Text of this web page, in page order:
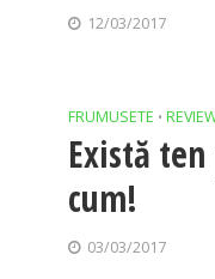
12/03/2017
FRUMUSETE •
Există
cum!
03/03/2017